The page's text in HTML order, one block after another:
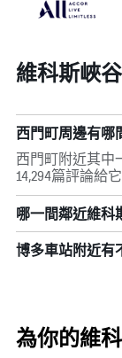
維科斯峽
西門町周邊有哪
西門町附近其中
14,294篇評論給
哪一間鄰近維科
博多車站附近有
為你的維